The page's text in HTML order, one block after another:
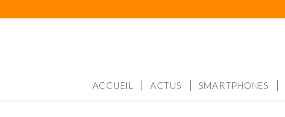
ACCUEIL ACTUS SMARTPHONES